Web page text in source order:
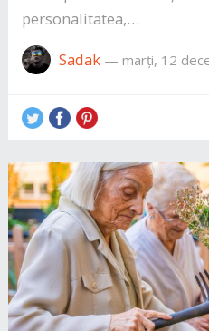
personalitatea,…
Sadak— marți, 12